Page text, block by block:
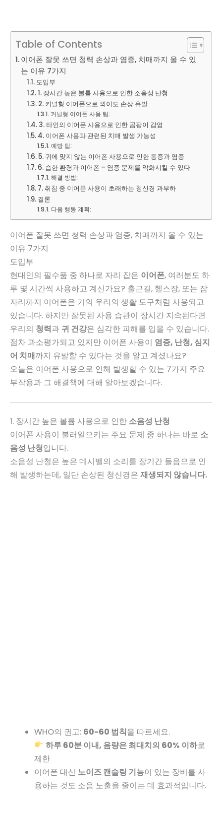
Table of Contents
이어폰 잘못 쓰면 청력 손상과 염증, 치매까지 올 수 있
는 이유 7가지
도입부
1. 장시간 높은 볼륨 사용으로 인한 소음성 난청
2. 커널형 이어폰으로 외이도 손상 유발
커널형 이어폰 사용 팁:
3. 타인의 이어폰 사용으로 인한 곰팡이 감염
4. 이어폰 사용과 관련된 치매 발생 가능성
예방 팁:
5. 귀에 맞지 않는 이어폰 사용으로 인한 통증과 염증
6. 습한 환경과 이어폰 – 염증 문제를 악화시킬 수 있다
해결 방법:
7. 취침 중 이어폰 사용이 초래하는 청신경 과부하
결론
다음 행동 계획:
이어폰 잘못 쓰면 청력 손상과 염증, 치매까지 올 수 있는
이유 7가지
도입부
현대인의 필수품 중 하나로 자리 잡은 이어폰, 여러분도 하
루 몇 시간씩 사용하고 계신가요? 출근길, 헬스장, 또는 잠
자리까지 이어폰은 거의 우리의 생활 도구처럼 사용되고
있습니다. 하지만 잘못된 사용 습관이 장시간 지속된다면
우리의 청력과 귀 건강은 심각한 피해를 입을 수 있습니다.
점차 과소평가되고 있지만 이어폰 사용이 염증, 난청, 심지
어 치매까지 유발할 수 있다는 것을 알고 계셨나요?
오늘은 이어폰 사용으로 인해 발생할 수 있는 7가지 주요
부작용과 그 해결책에 대해 알아보겠습니다.
1. 장시간 높은 볼륨 사용으로 인한 소음성 난청
이어폰 사용이 불러일으키는 주요 문제 중 하나는 바로 소
음성 난청입니다.
소음성 난청은 높은 데시벨의 소리를 장기간 들음으로 인
해 발생하는데, 일단 손상된 청신경은 재생되지 않습니다.
WHO의 권고: 60-60 법칙을 따르세요.
하루 60분 이내, 음량은 최대치의 60% 이하로
제한
이어폰 대신 노이즈 캔슬링 기능이 있는 장비를 사
용하는 것도 소음 노출을 줄이는 데 효과적입니다.